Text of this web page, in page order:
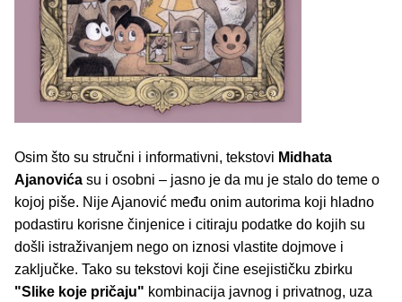
Osim što su stručni i informativni, tekstovi Midhata
Ajanovića su i osobni – jasno je da mu je stalo do teme o
kojoj piše. Nije Ajanović među onim autorima koji hladno
podastiru korisne činjenice i citiraju podatke do kojih su
došli istraživanjem nego on iznosi vlastite dojmove i
zaključke. Tako su tekstovi koji čine esejističku zbirku
"Slike koje pričaju" kombinacija javnog i privatnog, uza